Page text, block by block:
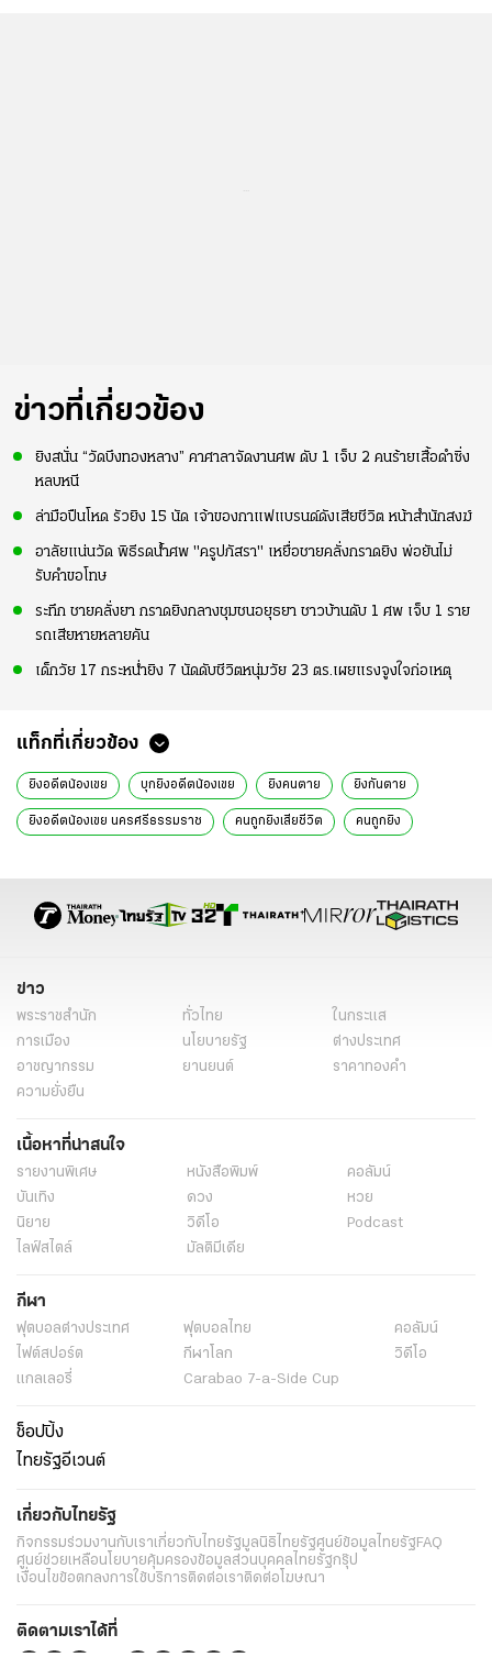
ข่าวที่เกี่ยวข้อง
ยิงสนั่น “วัดบึงทองหลาง” คาศาลาจัดงานศพ ดับ 1 เจ็บ 2 คนร้ายเสื้อดำซิ่ง
หลบหนี
ล่ามือปืนโหด รัวยิง 15 นัด เจ้าของกาแฟแบรนด์ดังเสียชีวิต หน้าสำนักสงฆ์
อาลัยแน่นวัด พิธีรดน้ำศพ "ครูปภัสรา" เหยื่อชายคลั่งกราดยิง พ่อยันไม่
รับคำขอโทษ
ระทึก ชายคลั่งยา กราดยิงกลางชุมชนอยุธยา ชาวบ้านดับ 1 ศพ เจ็บ 1 ราย
รถเสียหายหลายคัน
เด็กวัย 17 กระหน่ำยิง 7 นัดดับชีวิตหนุ่มวัย 23 ตร.เผยแรงจูงใจก่อเหตุ
แท็กที่เกี่ยวข้อง
ยิงอดีตน้องเขย บุกยิงอดีตน้องเขย ยิงคนตาย ยิงกันตาย
ยิงอดีตน้องเขย นครศรีธรรมราช คนถูกยิงเสียชีวิต คนถูกยิง
ข่าว
พระราชสำนัก ทั่วไทย
ในกระแส
การเมือง
นโยบายรัฐ
ต่างประเทศ
อาชญากรรม
ยานยนต์
ราคาทองคำ
ความยั่งยืน
เนื้อหาที่น่าสนใจ
รายงานพิเศษ หนังสือพิมพ์
คอลัมน์
บันเทิง
ดวง
หวย
นิยาย
วิดีโอ
Podcast
ไลฟ์สไตล์
มัลติมีเดีย
กีฬา
ฟุตบอลต่่างประเทศ ฟุตบอลไทย
คอลัมน์
ไฟต์สปอร์ต
กีฬาโลก
วิดีโอ
แกลเลอรี่
Carabao 7-a-Side Cup
ช็อปปิ้ง
ไทยรัฐอีเวนต์
เกี่ยวกับไทยรัฐ
กิจกรรมร่วมงานกับเราเกี่ยวกับไทยรัฐมูลนิธิไทยรัฐศูนย์ข้อมูลไทยรัฐFAQ
ศูนย์ช่วยเหลือนโยบายคุ้มครองข้อมูลส่วนบุคคลไทยรัฐกรุ๊ป
เงื่อนไขข้อตกลงการใช้บริการติดต่อเราติดต่อโฆษณา
ติดตามเราได้ที่